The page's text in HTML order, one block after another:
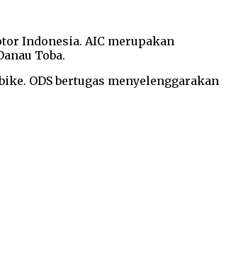
Indonesia. AIC merupakan
Toba.
ODS bertugas menyelenggarakan